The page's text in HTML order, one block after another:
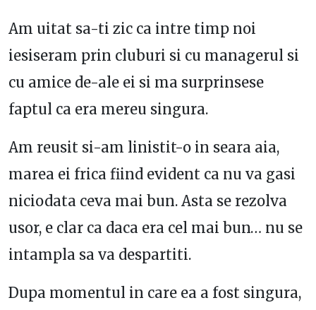
Am uitat sa-ti zic ca intre timp noi
iesiseram prin cluburi si cu managerul si
cu amice de-ale ei si ma surprinsese
faptul ca era mereu singura.
Am reusit si-am linistit-o in seara aia,
marea ei frica fiind evident ca nu va gasi
niciodata ceva mai bun. Asta se rezolva
usor, e clar ca daca era cel mai bun… nu se
intampla sa va despartiti.
Dupa momentul in care ea a fost singura,